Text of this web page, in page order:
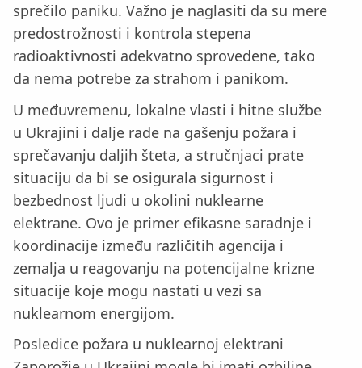
sprečilo paniku. Važno je naglasiti da su mere
predostrožnosti i kontrola stepena
radioaktivnosti adekvatno sprovedene, tako
da nema potrebe za strahom i panikom.
U međuvremenu, lokalne vlasti i hitne službe
u Ukrajini i dalje rade na gašenju požara i
sprečavanju daljih šteta, a stručnjaci prate
situaciju da bi se osigurala sigurnost i
bezbednost ljudi u okolini nuklearne
elektrane. Ovo je primer efikasne saradnje i
koordinacije između različitih agencija i
zemalja u reagovanju na potencijalne krizne
situacije koje mogu nastati u vezi sa
nuklearnom energijom.
Posledice požara u nuklearnoj elektrani